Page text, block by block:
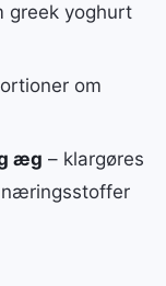
greek yoghurt
om
æg – klargøres